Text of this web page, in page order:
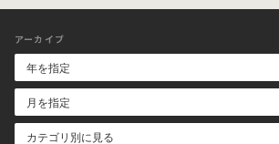
アーカイブ